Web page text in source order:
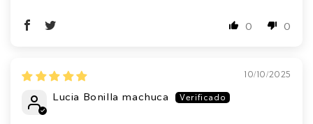
0 0
10/10/2025
Lucia Bonilla machuca